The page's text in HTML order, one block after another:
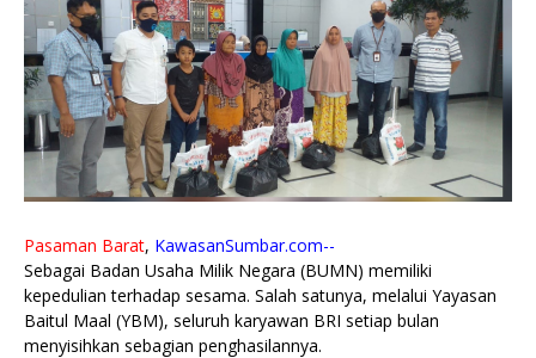
Pasaman Barat, KawasanSumbar.com--
Sebagai Badan Usaha Milik Negara (BUMN) memiliki
kepedulian terhadap sesama. Salah satunya, melalui Yayasan
Baitul Maal (YBM), seluruh karyawan BRI setiap bulan
menyisihkan sebagian penghasilannya.